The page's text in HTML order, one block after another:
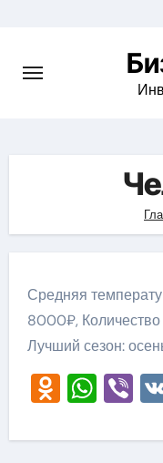
content
Средняя
8000₽, Количество
Лучший сезон: